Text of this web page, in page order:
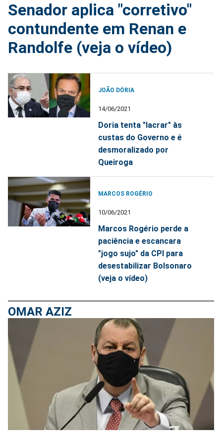
Senador aplica "corretivo"
contundente em Renan e
Randolfe (veja o vídeo)
JOÃO DÓRIA
14/06/2021
Doria tenta "lacrar" às
custas do Governo e é
desmoralizado por
Queiroga
MARCOS ROGÉRIO
10/06/2021
Marcos Rogério perde a
paciência e escancara
"jogo sujo" da CPI para
desestabilizar Bolsonaro
(veja o vídeo)
OMAR AZIZ